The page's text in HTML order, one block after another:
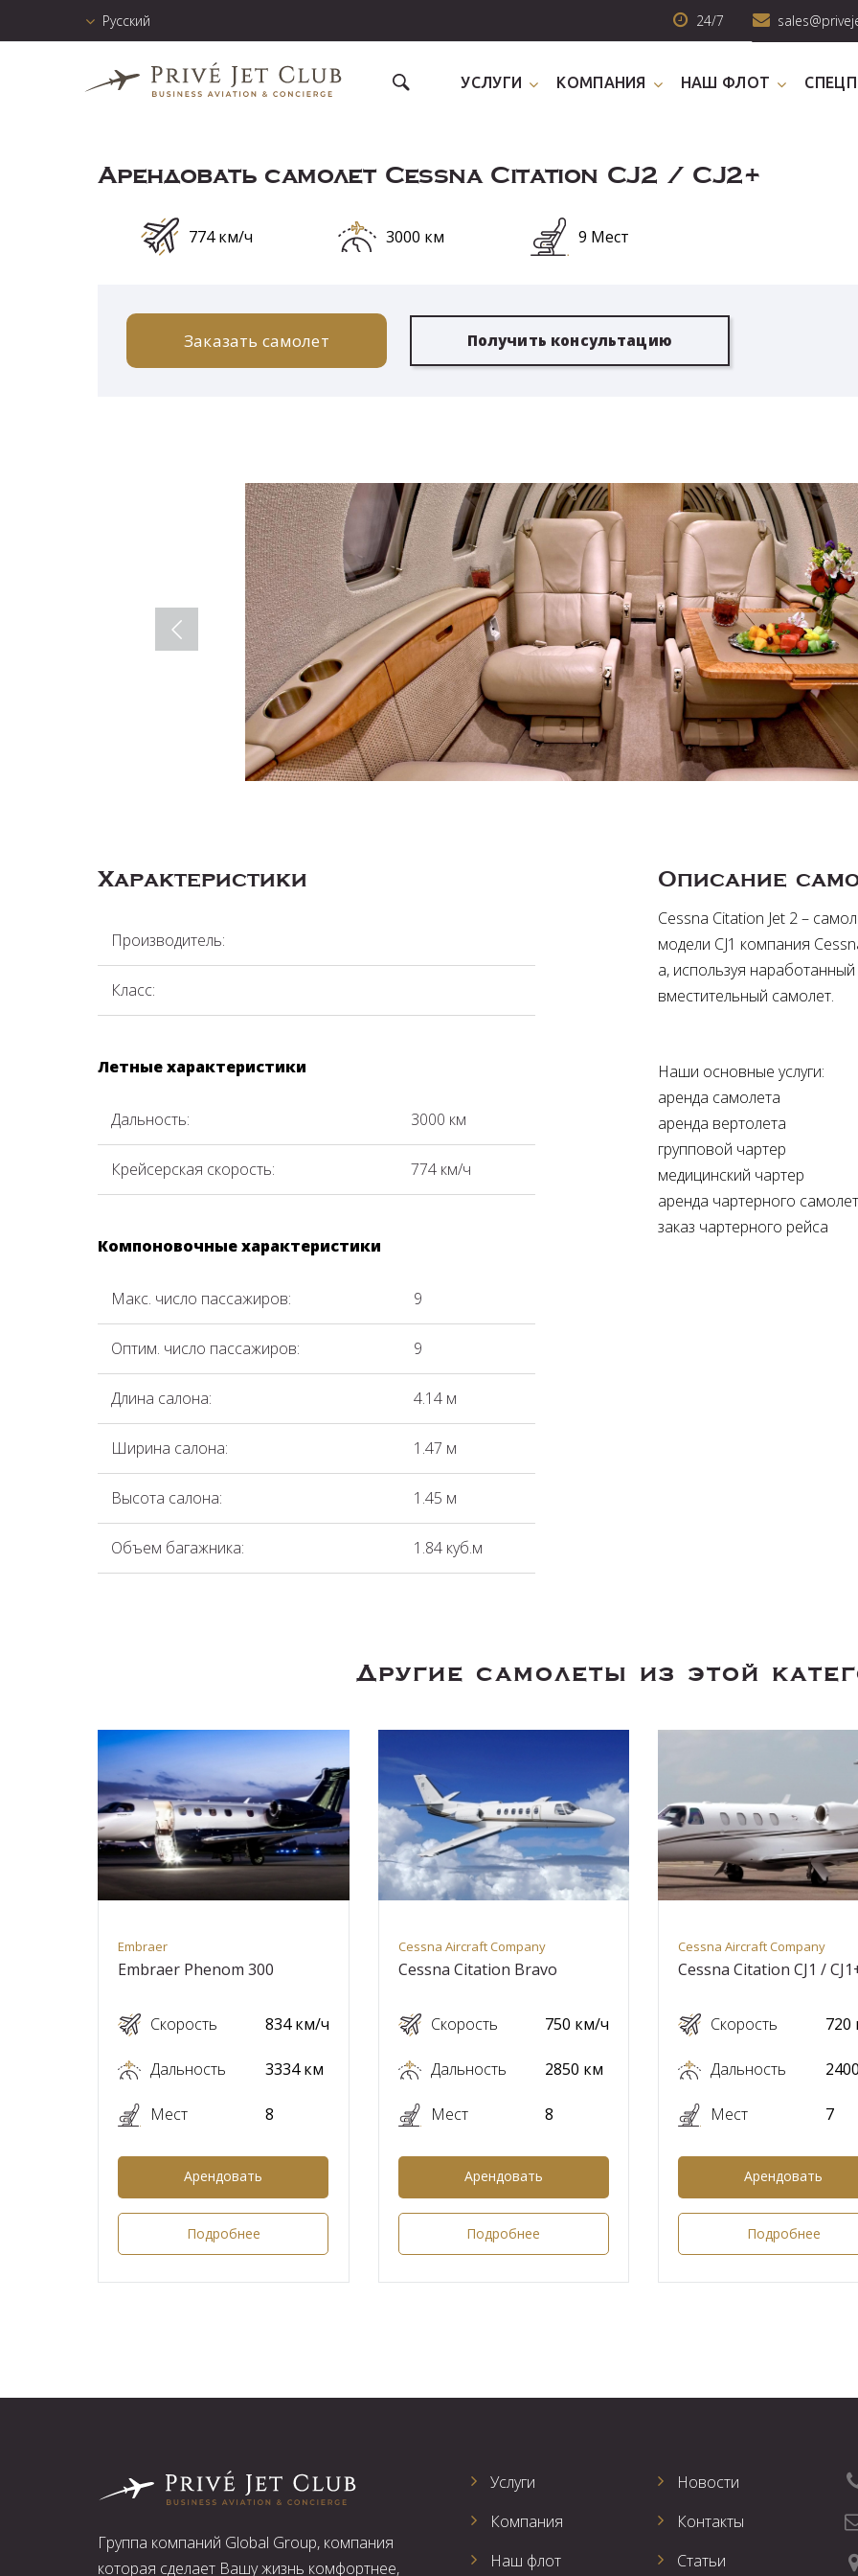
24/7
Русский
УСЛУГИ КОМПАНИЯ НАШ ФЛОТ
Арендовать самолет Cessna Citation CJ2 / CJ2+
774 км/ч 3000 км 9 Мест
Заказать самолет Получить консультацию
Характеристики
Производитель:
Класс:
Летные характеристики
Дальность: 3000 км
Крейсерская скорость: 774 км/ч
Компоновочные характеристики
Макс. число пассажиров: 9
Оптим. число пассажиров: 9
Длина салона: 4.14 м
Ширина салона: 1.47 м
Высота салона: 1.45 м
Объем багажника: 1.84 куб.м
Описание
Cessna Citation Jet 2 –
модели CJ1 компания
а, используя
вместительный самолет.
Наши основные услуги:
аренда самолета
аренда вертолета
групповой чартер
медицинский чартер
аренда чартерного
заказ чартерного рейса
Другие самолеты из этой
Embraer
Embraer Phenom 300
Скорость
Дальность
Мест
834 км/ч
3334 км
8
Арендовать
Подробнее
Cessna Aircraft Company
Cessna Citation Bravo
Скорость
Дальность
Мест
750 км/ч
2850 км
8
Арендовать
Подробнее
Cessna Aircraft Company
Cessna Citation CJ1 /
Скорость
Дальность
Мест
720
7
Арендовать
Подробнее
Группа компаний Global Group, компания
которая сделает Вашу жизнь комфортнее,
Услуги
Компания
Наш флот
Новости
Контакты
Статьи